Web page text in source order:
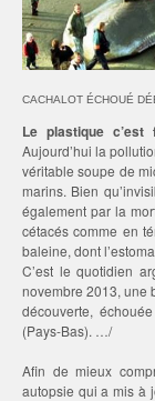
CACHALOT ÉCHOUÉ
Le plastique
Aujourd’hui la
véritable soupe de
marins. Bien
également par la
cétacés comme en
baleine, dont
C’est le quotidien
novembre 2013, une
découverte,
(Pays-Bas). …/
Afin de mieux
autopsie qui a mis à